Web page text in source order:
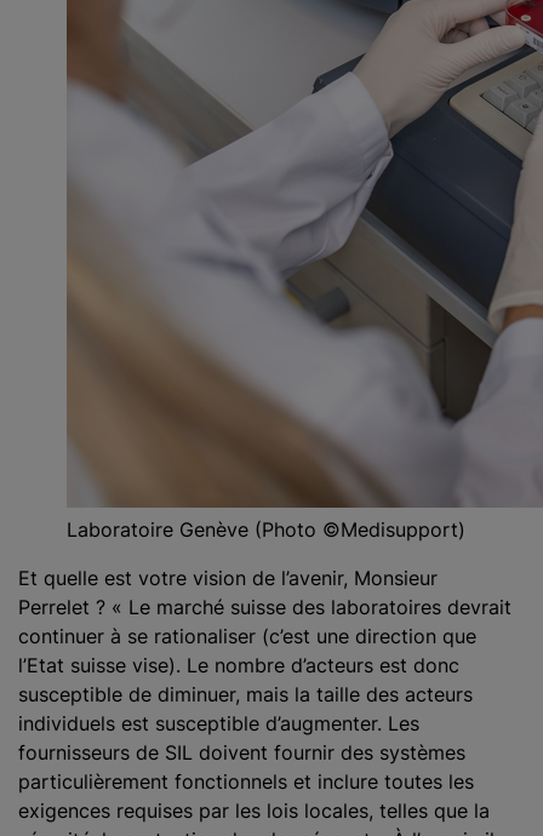
Laboratoire Genève (Photo ©Medisupport)
Et quelle est votre vision de l’avenir, Monsieur
Perrelet ? « Le marché suisse des laboratoires devrait
continuer à se rationaliser (c’est une direction que
l’Etat suisse vise). Le nombre d’acteurs est donc
susceptible de diminuer, mais la taille des acteurs
individuels est susceptible d’augmenter. Les
fournisseurs de SIL doivent fournir des systèmes
particulièrement fonctionnels et inclure toutes les
exigences requises par les lois locales, telles que la